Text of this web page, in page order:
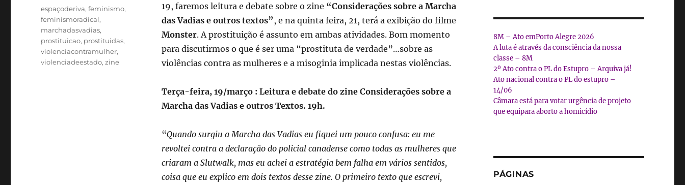
19, faremos leitura e debate sobre o zine “Considerações sobre a Marcha
das Vadias e outros textos” , e na quinta feira, 21, terá a exibição do filme
Monster. A prostituição é assunto em ambas atividades. Bom momento
para discutirmos o que é ser uma “prostituta de verdade”…sobre as
violências contra as mulheres e a misoginia implicada nestas violências.
Terça-feira, 19/março : Leitura e debate do zine Considerações sobre a
Marcha das Vadias e outros Textos. 19h.
“Quando surgiu a Marcha das Vadias eu fiquei um pouco confusa: eu me
revoltei contra a declaração do policial canadense como todas as mulheres que
criaram a Slutwalk, mas eu achei a estratégia bem falha em vários sentidos,
coisa que eu explico em dois textos desse zine. O primeiro texto que escrevi,
Tags
espaçoderiva,feminismo,
feminismoradical,
marchadasvadias,
prostituicao, prostituidas,
violenciacontramulher,
violenciadeestado,zine
8M – Ato emPorto Alegre 2026
A luta é através da consciência da nossa
classe – 8M
2º Ato contra o PL do Estupro – Arquiva já!
Ato nacional contra o PL do estupro –
14/06
Câmara está para votar urgência de projeto
que equipara aborto a homicídio
PÁGINAS